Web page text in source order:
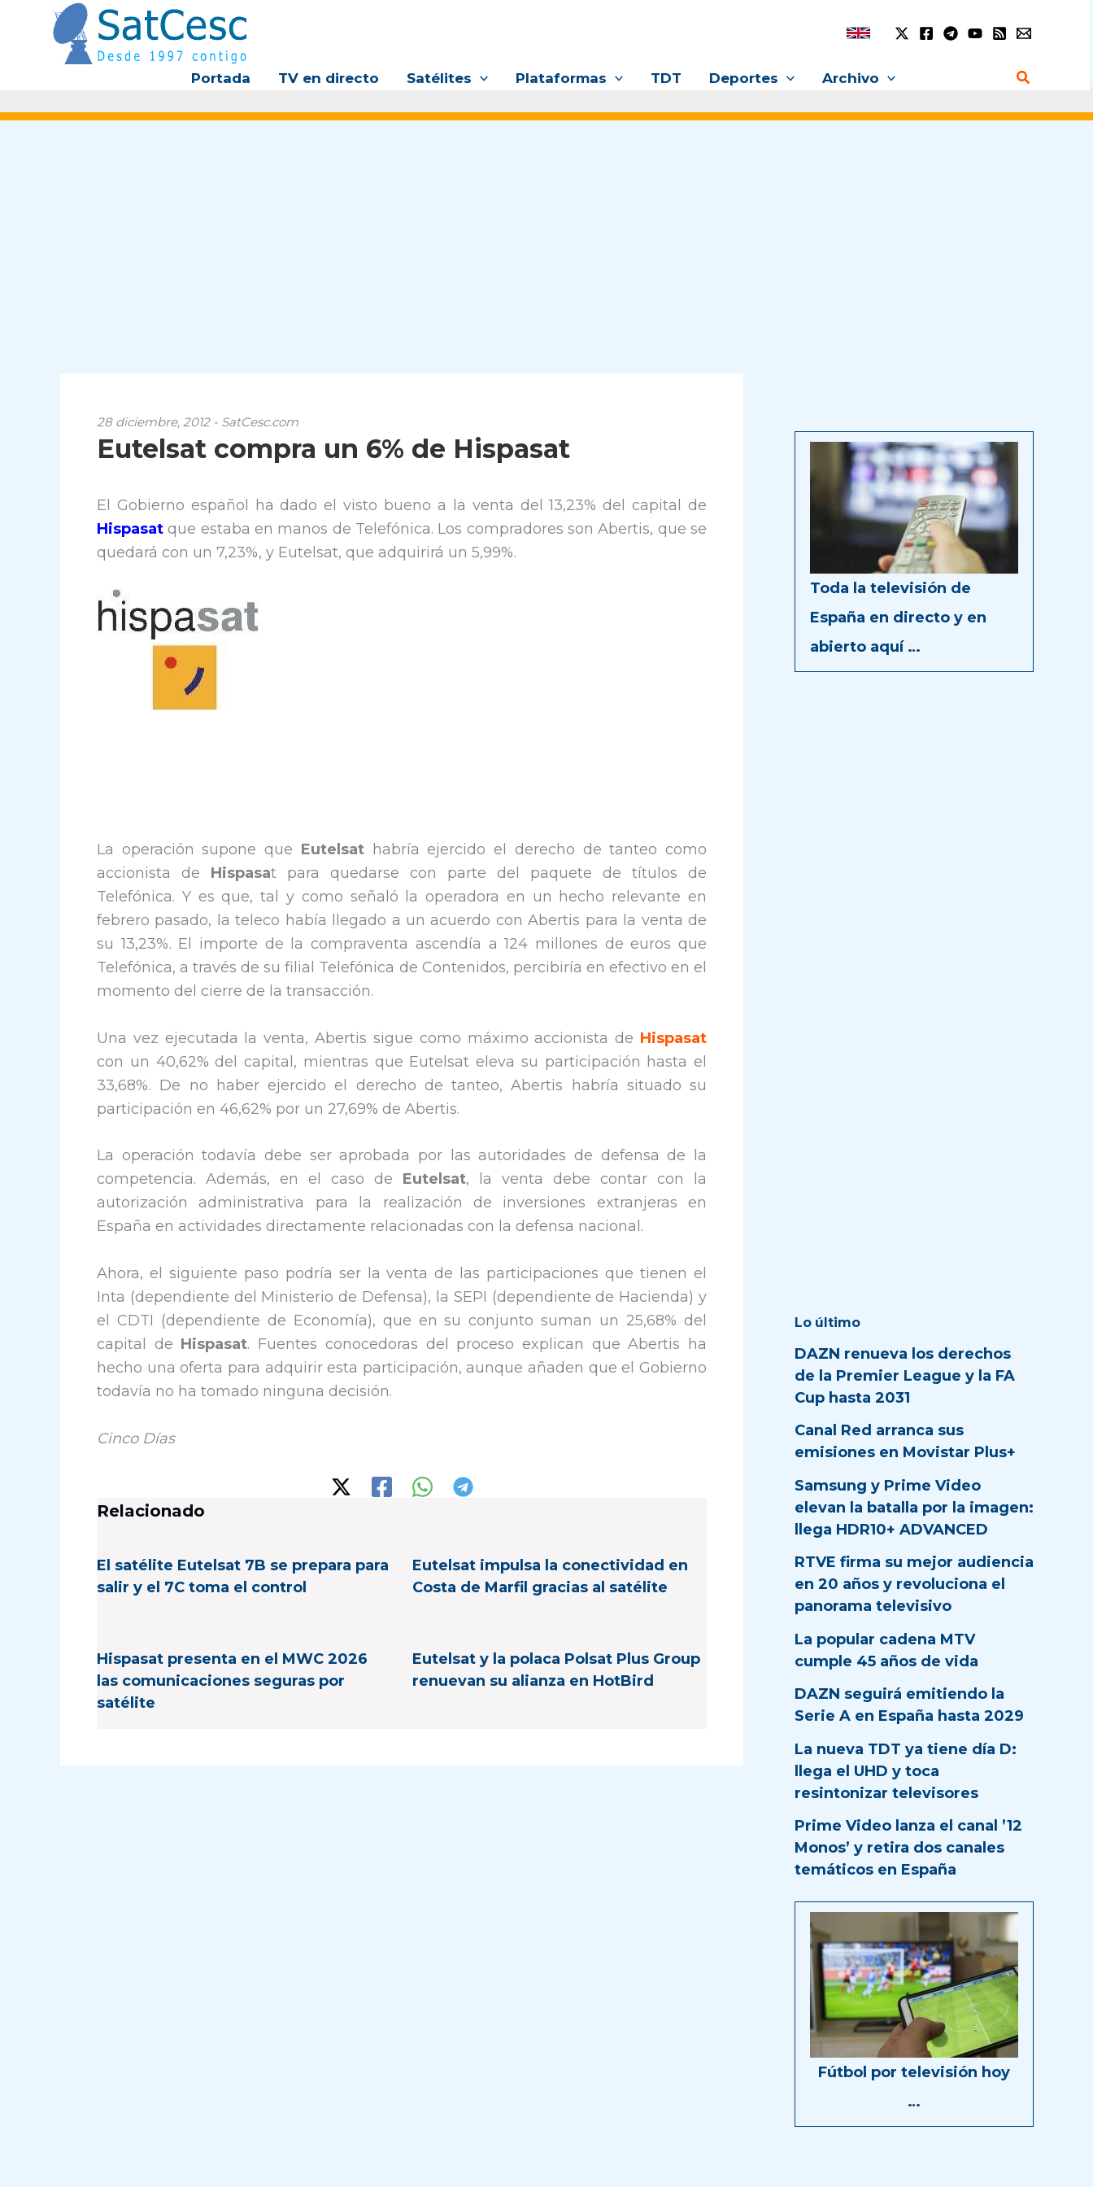
contenido
Portada TV en directo Satélites Plataformas TDT Deportes Archivo Buscar
28 diciembre, 2012 - SatCesc.com
Eutelsat compra un 6% de Hispasat
El Gobierno español ha dado el visto bueno a la venta del 13,23% del capital de
Hispasat que estaba en manos de Telefónica. Los compradores son Abertis, que se
quedará con un 7,23%, y Eutelsat, que adquirirá un 5,99%.
La operación supone que Eutelsathabría ejercido el derecho de tanteo como
accionista de Hispasat para quedarse con parte del paquete de títulos de
Telefónica. Y es que, tal y como señaló la operadora en un hecho relevante en
febrero pasado, la teleco había llegado a un acuerdo con Abertis para la venta de
su 13,23%. El importe de la compraventa ascendía a 124 millones de euros que
Telefónica, a través de su filial Telefónica de Contenidos, percibiría en efectivo en el
momento del cierre de la transacción.
Una vez ejecutada la venta, Abertis sigue como máximo accionista de Hispasat
con un 40,62% del capital, mientras que Eutelsat eleva su participación hasta el
33,68%. De no haber ejercido el derecho de tanteo, Abertis habría situado su
participación en 46,62% por un 27,69% de Abertis.
La operación todavía debe ser aprobada por las autoridades de defensa de la
competencia. Además, en el caso de Eutelsat, la venta debe contar con la
autorización administrativa para la realización de inversiones extranjeras en
España en actividades directamente relacionadas con la defensa nacional.
Ahora, el siguiente paso podría ser la venta de las participaciones que tienen el
Inta (dependiente del Ministerio de Defensa), la SEPI (dependiente de Hacienda) y
el CDTI (dependiente de Economía), que en su conjunto suman un 25,68% del
capital de Hispasat. Fuentes conocedoras del proceso explican que Abertis ha
hecho una oferta para adquirir esta participación, aunque añaden que el Gobierno
todavía no ha tomado ninguna decisión.
Cinco Días
Relacionado
El satélite Eutelsat 7B se prepara para
salir y el 7C toma el control
Eutelsat impulsa la conectividad en
Costa de Marfil gracias al satélite
Hispasat presenta en el MWC 2026
las comunicaciones seguras por
satélite
Eutelsat y la polaca Polsat Plus Group
renuevan su alianza en HotBird
Toda la televisión de
España en directo y en
abierto aquí …
Lo último
DAZN renueva los derechos
de la Premier League y la FA
Cup hasta 2031
Canal Red arranca sus
emisiones en Movistar Plus+
Samsung y Prime Video
elevan la batalla por la imagen:
llega HDR10+ ADVANCED
RTVE firma su mejor audiencia
en 20 años y revoluciona el
panorama televisivo
La popular cadena MTV
cumple 45 años de vida
DAZN seguirá emitiendo la
Serie A en España hasta 2029
La nueva TDT ya tiene día D:
llega el UHD y toca
resintonizar televisores
Prime Video lanza el canal ’12
Monos’ y retira dos canales
temáticos en España
Fútbol por televisión hoy
…